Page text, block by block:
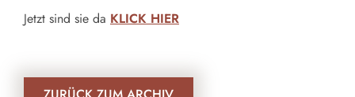
Jetzt sind sie da KLICK HIER